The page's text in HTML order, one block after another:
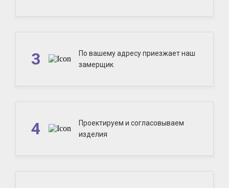
3
По вашему адресу приезжает наш
замерщик
4
Проектируем и согласовываем
изделия